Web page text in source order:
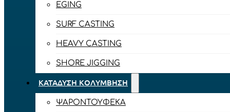
EGING
SURF CASTING
HEAVY CASTING
SHORE JIGGING
ΚΑΤΆΔΥΣΗ ΚΟΛΎΜΒΗΣΗ
ΨΑΡΟΝΤΟΎΦΕΚΑ